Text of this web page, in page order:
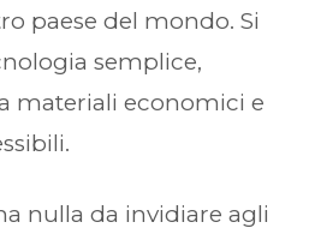
paese del mondo. Si
semplice,
materiali economici e
nulla da invidiare agli